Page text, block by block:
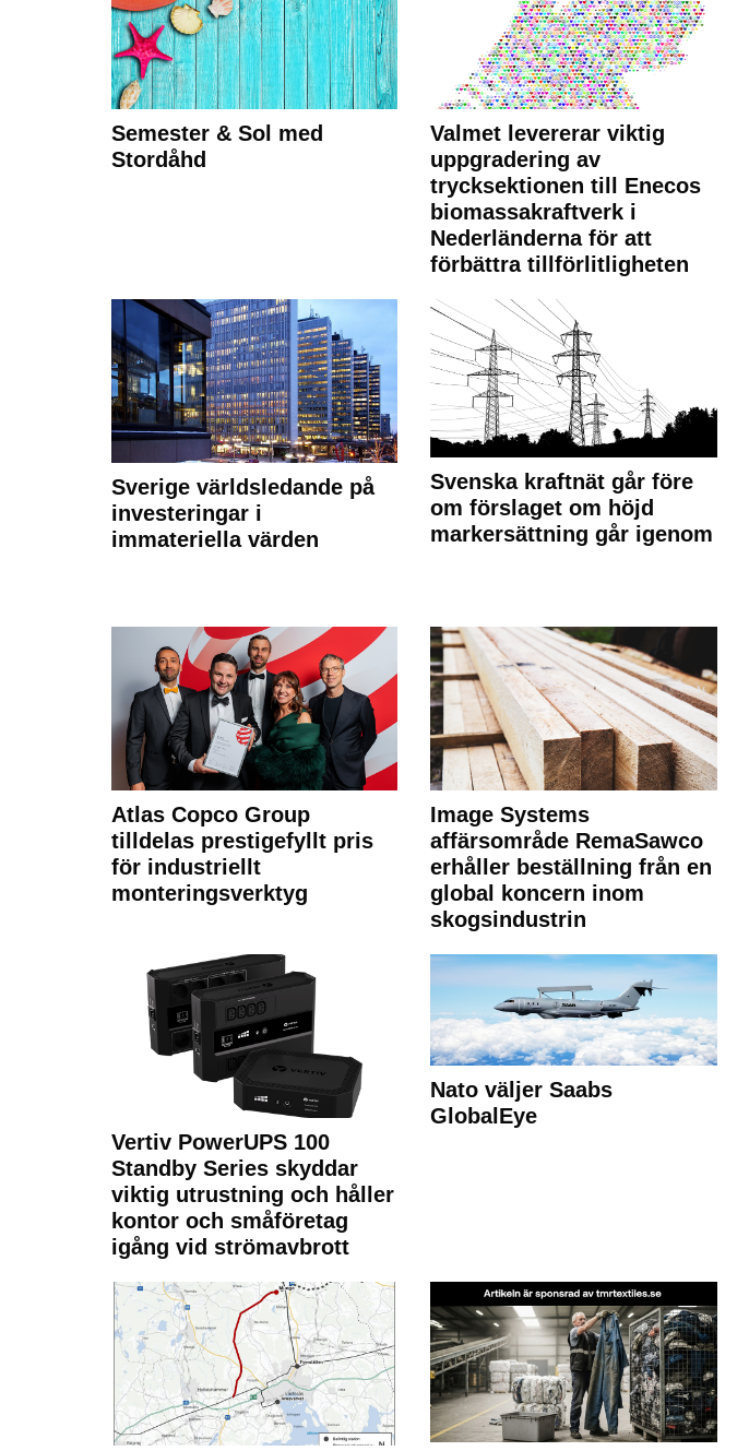
Semester & Sol med
Stordåhd
Valmet levererar viktig
uppgradering av
trycksektionen till Enecos
biomassakraftverk i
Nederländerna för att
förbättra tillförlitligheten
Sverige världsledande på
investeringar i
immateriella värden
Svenska kraftnät går före
om förslaget om höjd
markersättning går igenom
Atlas Copco Group
tilldelas prestigefyllt pris
för industriellt
monteringsverktyg
Image Systems
affärsområde RemaSawco
erhåller beställning från en
global koncern inom
skogsindustrin
Vertiv PowerUPS 100
Standby Series skyddar
viktig utrustning och håller
kontor och småföretag
igång vid strömavbrott
Nato väljer Saabs
GlobalEye